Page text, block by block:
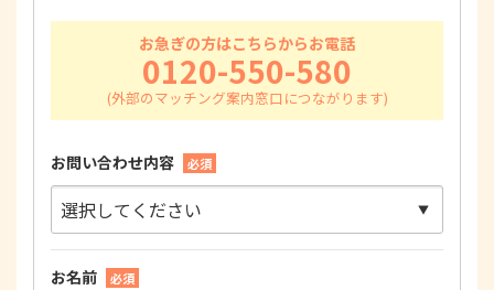
お急ぎの方はこちらからお電話
0120-550-580
お問い合わせ内容 必須
お名前 必須